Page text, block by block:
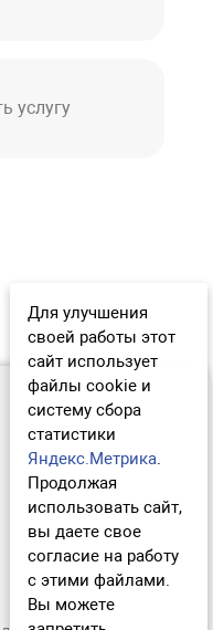
услугу
Для улучшения
своей работы этот
сайт использует
файлы cookie и
систему сбора
статистики
Яндекс.Метрика.
Продолжая
использовать сайт,
вы даете свое
согласие на работу
с этими файлами.
Вы можете